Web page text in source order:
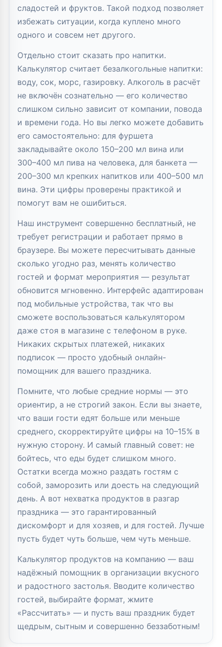
сладостей и фруктов. Такой подход позволяет
избежать ситуации, когда куплено много
одного и совсем нет другого.
Отдельно стоит сказать про напитки.
Калькулятор считает безалкогольные напитки:
воду, сок, морс, газировку. Алкоголь в расчёт
не включён сознательно — его количество
слишком сильно зависит от компании, повода
и времени года. Но вы легко можете добавить
его самостоятельно: для фуршета
закладывайте около 150–200 мл вина или
300–400 мл пива на человека, для банкета —
200–300 мл крепких напитков или 400–500 мл
вина. Эти цифры проверены практикой и
помогут вам не ошибиться.
Наш инструмент совершенно бесплатный, не
требует регистрации и работает прямо в
браузере. Вы можете пересчитывать данные
сколько угодно раз, менять количество
гостей и формат мероприятия — результат
обновится мгновенно. Интерфейс адаптирован
под мобильные устройства, так что вы
сможете воспользоваться калькулятором
даже стоя в магазине с телефоном в руке.
Никаких скрытых платежей, никаких
подписок — просто удобный онлайн-
помощник для вашего праздника.
Помните, что любые средние нормы — это
ориентир, а не строгий закон. Если вы знаете,
что ваши гости едят больше или меньше
среднего, скорректируйте цифры на 10–15% в
нужную сторону. И самый главный совет: не
бойтесь, что еды будет слишком много.
Остатки всегда можно раздать гостям с
собой, заморозить или доесть на следующий
день. А вот нехватка продуктов в разгар
праздника — это гарантированный
дискомфорт и для хозяев, и для гостей. Лучше
пусть будет чуть больше, чем чуть меньше.
Калькулятор продуктов на компанию — ваш
надёжный помощник в организации вкусного
и радостного застолья. Вводите количество
гостей, выбирайте формат, жмите
«Рассчитать» — и пусть ваш праздник будет
щедрым, сытным и совершенно беззаботным!